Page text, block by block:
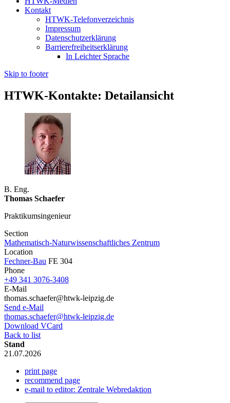
Kontakt
HTWK-Telefonverzeichnis
Impressum
Datenschutzerklärung
Barrierefreiheitserklärung
In Leichter Sprache
Skip to footer
HTWK-Kontakte: Detailansicht
B. Eng.
Thomas Schaefer
Praktikumsingenieur
Section
Mathematisch-Naturwissenschaftliches Zentrum
Location
Fechner-Bau FE 304
Phone
+49 341 3076-3408
E-Mail
thomas.schaefer@htwk-leipzig.de
Send e-Mail
thomas.schaefer@htwk-leipzig.de
Download VCard
Back to list
Stand
21.07.2026
print page
recommend page
e-mail to editor: Zentrale Webredaktion